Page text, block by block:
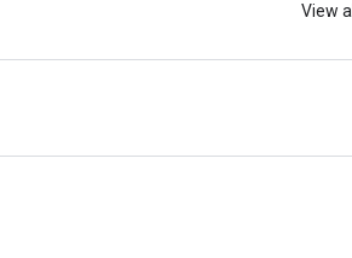
View all